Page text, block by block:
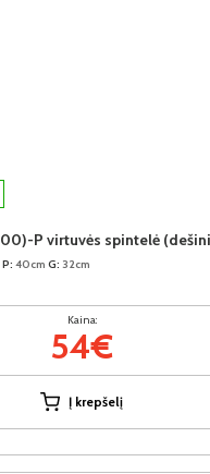
P: 40cm G: 32cm
Kaina:
54€
Į krepšelį